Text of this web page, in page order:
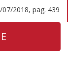
2018, pag. 439